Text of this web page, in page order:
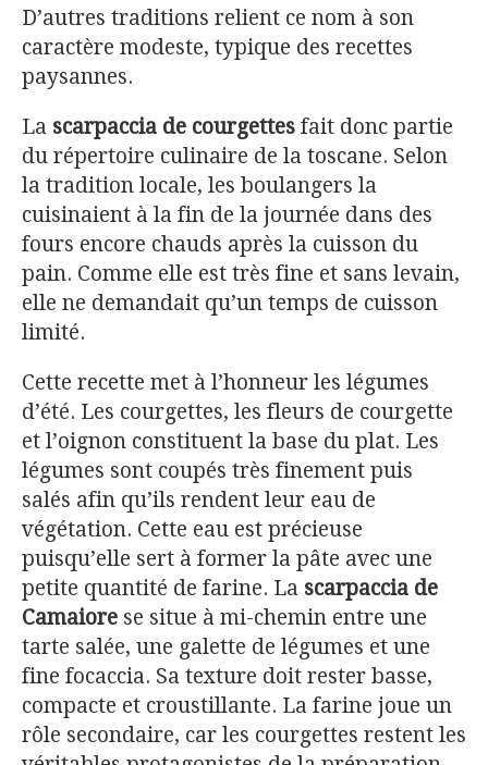
D’autres traditions relient ce nom à son
caractère modeste, typique des recettes
paysannes.
La scarpaccia de courgettes fait donc partie
du répertoire culinaire de la toscane. Selon
la tradition locale, les boulangers la
cuisinaient à la fin de la journée dans des
fours encore chauds après la cuisson du
pain. Comme elle est très fine et sans levain,
elle ne demandait qu’un temps de cuisson
limité.
Cette recette met à l’honneur les légumes
d’été. Les courgettes, les fleurs de courgette
et l’oignon constituent la base du plat. Les
légumes sont coupés très finement puis
salés afin qu’ils rendent leur eau de
végétation. Cette eau est précieuse
puisqu’elle sert à former la pâte avec une
petite quantité de farine. La scarpaccia de
Camaiore se situe à mi-chemin entre une
tarte salée, une galette de légumes et une
fine focaccia. Sa texture doit rester basse,
compacte et croustillante. La farine joue un
rôle secondaire, car les courgettes restent les